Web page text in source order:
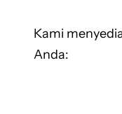
Kami
Anda: